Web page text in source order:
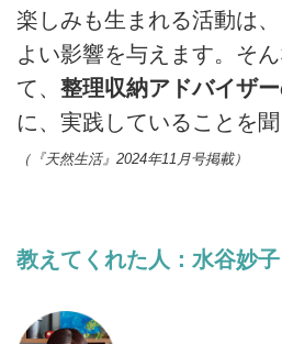
楽しみも生まれる活動は
よい影響を与えます。そ
て、 整理収納アドバイザ
に、実践していることを聞
（『天然生活』2024年11月号掲載）
教えてくれた人：水谷妙